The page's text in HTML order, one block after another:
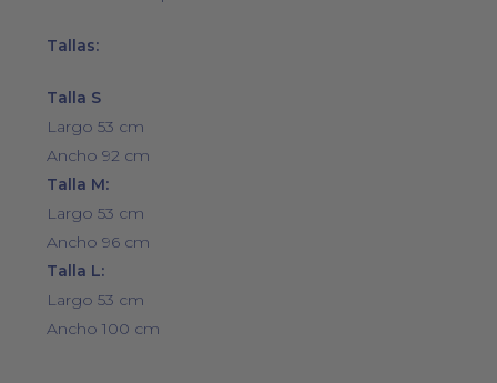
Tallas:
Talla S
Largo 53 cm
Ancho 92 cm
Talla M:
Largo 53 cm
Ancho 96 cm
Talla L:
Largo 53 cm
Ancho 100 cm